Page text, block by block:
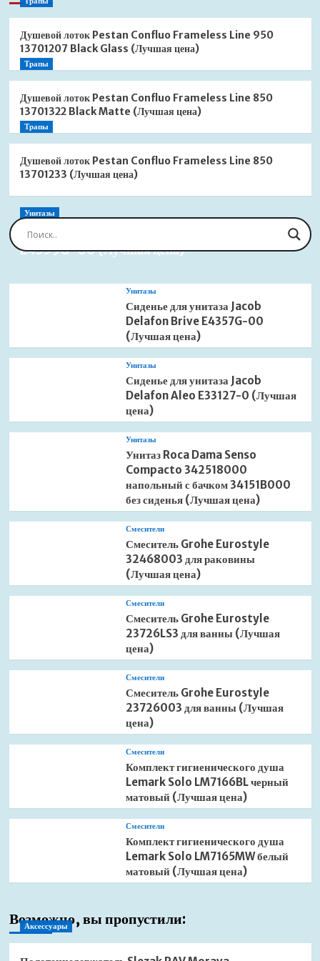
Душевой лоток Pestan Confluo Frameless Line 950
13701207 Black Glass (Лучшая цена)
Трапы
Душевой лоток Pestan Confluo Frameless Line 850
13701322 Black Matte (Лучшая цена)
Трапы
Душевой лоток Pestan Confluo Frameless Line 850
13701233 (Лучшая цена)
Унитазы
Сиденье для унитаза Jacob Delafon Brive
E4359G-00 (Лучшая цена)
Унитазы
Сиденье для унитаза Jacob
Delafon Brive E4357G-00
(Лучшая цена)
Унитазы
Сиденье для унитаза Jacob
Delafon Aleo E33127-0 (Лучшая
цена)
Унитазы
Унитаз Roca Dama Senso
Compacto 342518000
напольный с бачком 34151B000
без сиденья (Лучшая цена)
Смесители
Смеситель Grohe Eurostyle
32468003 для раковины
(Лучшая цена)
Смесители
Смеситель Grohe Eurostyle
23726LS3 для ванны (Лучшая
цена)
Смесители
Смеситель Grohe Eurostyle
23726003 для ванны (Лучшая
цена)
Смесители
Комплект гигиенического душа
Lemark Solo LM7166BL черный
матовый (Лучшая цена)
Смесители
Комплект гигиенического душа
Lemark Solo LM7165MW белый
матовый (Лучшая цена)
Возможно, вы пропустили:
Аксессуары